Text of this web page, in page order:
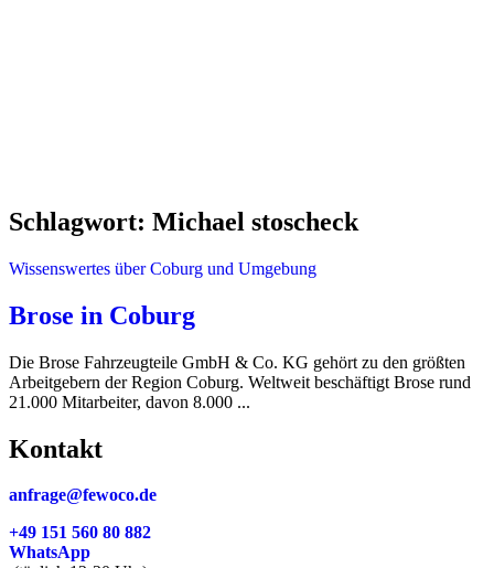
Schlagwort: Michael stoscheck
Wissenswertes über Coburg und Umgebung
Brose in Coburg
Die Brose Fahrzeugteile GmbH & Co. KG gehört zu den größten
Arbeitgebern der Region Coburg. Weltweit beschäftigt Brose rund
21.000 Mitarbeiter, davon 8.000 ...
Kontakt
anfrage@fewoco.de
+49 151 560 80 882
WhatsApp